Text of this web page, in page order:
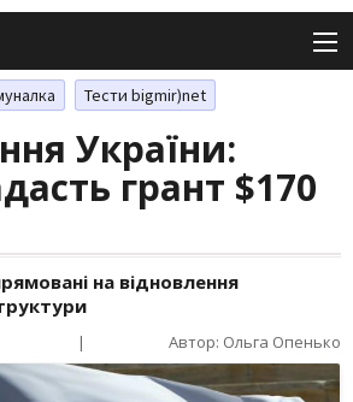
Тести bigmir)net
України:
грант $170
на відновлення
| Автор: Ольга Опенько